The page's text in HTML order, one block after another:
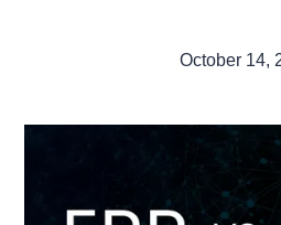
October 14,